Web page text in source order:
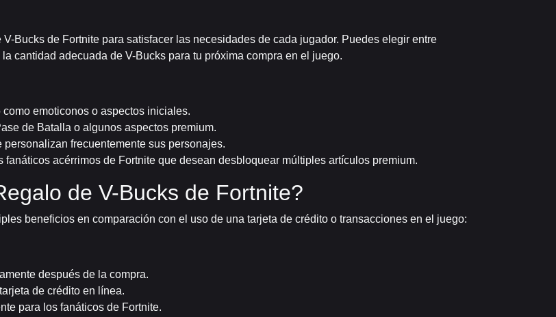
Bucks de Fortnite para satisfacer las necesidades de cada jugador. Puedes elegir entre
cantidad adecuada de V-Bucks para tu próxima compra en el juego.
emoticonos o aspectos iniciales.
de Batalla o algunos aspectos premium.
frecuentemente sus personajes.
acérrimos de Fortnite que desean desbloquear múltiples artículos premium.
de V-Bucks de Fortnite?
beneficios en comparación con el uso de una tarjeta de crédito o transacciones en el juego:
después de la compra.
de crédito en línea.
para los fanáticos de Fortnite.